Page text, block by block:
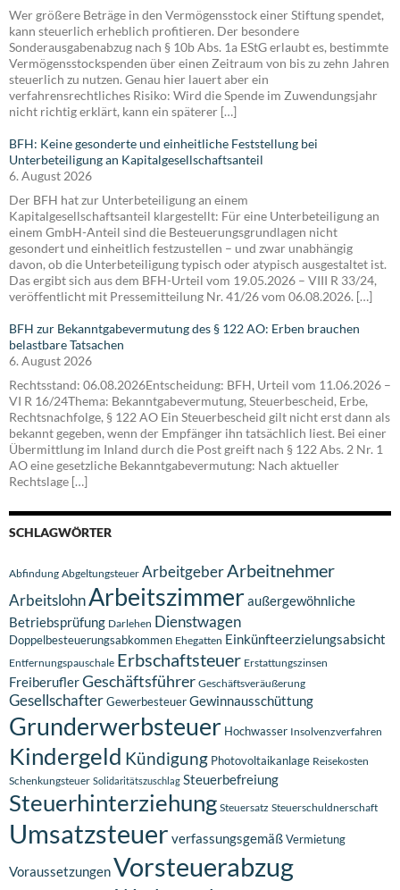
Wer größere Beträge in den Vermögensstock einer Stiftung spendet,
kann steuerlich erheblich profitieren. Der besondere
Sonderausgabenabzug nach § 10b Abs. 1a EStG erlaubt es, bestimmte
Vermögensstockspenden über einen Zeitraum von bis zu zehn Jahren
steuerlich zu nutzen. Genau hier lauert aber ein
verfahrensrechtliches Risiko: Wird die Spende im Zuwendungsjahr
nicht richtig erklärt, kann ein späterer […]
BFH: Keine gesonderte und einheitliche Feststellung bei
Unterbeteiligung an Kapitalgesellschaftsanteil
6. August 2026
Der BFH hat zur Unterbeteiligung an einem
Kapitalgesellschaftsanteil klargestellt: Für eine Unterbeteiligung an
einem GmbH-Anteil sind die Besteuerungsgrundlagen nicht
gesondert und einheitlich festzustellen – und zwar unabhängig
davon, ob die Unterbeteiligung typisch oder atypisch ausgestaltet ist.
Das ergibt sich aus dem BFH-Urteil vom 19.05.2026 – VIII R 33/24,
veröffentlicht mit Pressemitteilung Nr. 41/26 vom 06.08.2026. […]
BFH zur Bekanntgabevermutung des § 122 AO: Erben brauchen
belastbare Tatsachen
6. August 2026
Rechtsstand: 06.08.2026Entscheidung: BFH, Urteil vom 11.06.2026 –
VI R 16/24Thema: Bekanntgabevermutung, Steuerbescheid, Erbe,
Rechtsnachfolge, § 122 AO Ein Steuerbescheid gilt nicht erst dann als
bekannt gegeben, wenn der Empfänger ihn tatsächlich liest. Bei einer
Übermittlung im Inland durch die Post greift nach § 122 Abs. 2 Nr. 1
AO eine gesetzliche Bekanntgabevermutung: Nach aktueller
Rechtslage […]
SCHLAGWÖRTER
Abfindung Abgeltungsteuer ArbeitgeberArbeitnehmer
ArbeitslohnArbeitszimmeraußergewöhnliche
Betriebsprüfung Darlehen Dienstwagen
Doppelbesteuerungsabkommen Ehegatten Einkünfteerzielungsabsicht
Entfernungspauschale Erbschaftsteuer Erstattungszinsen
FreiberuflerGeschäftsführer Geschäftsveräußerung
GesellschafterGewerbesteuerGewinnausschüttung
Grunderwerbsteuer Hochwasser Insolvenzverfahren
Kindergeld Kündigung Photovoltaikanlage Reisekosten
Schenkungsteuer Solidaritätszuschlag Steuerbefreiung
Steuerhinterziehung Steuersatz Steuerschuldnerschaft
Umsatzsteuer verfassungsgemäßVermietung
VoraussetzungenVorsteuerabzug